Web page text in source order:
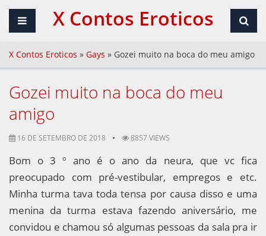
X Contos Eroticos
X Contos Eroticos » Gays » Gozei muito na boca do meu amigo
Gozei muito na boca do meu
amigo
16 DE SETEMBRO DE 2018 8857 VIEWS
Bom o 3 º ano é o ano da neura, que vc fica
preocupado com pré-vestibular, empregos e etc.
Minha turma tava toda tensa por causa disso e uma
menina da turma estava fazendo aniversário, me
convidou e chamou só algumas pessoas da sala pra ir